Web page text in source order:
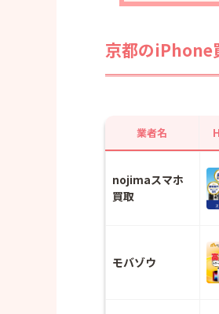
・買取専門店
・買取専門店
・買取専門店
・買取専門店
買取大吉 山科
・買取大吉
トーカイモバイ
・トーカイ
京都のiPhone
業者名
nojimaスマホ
買取
モバゾウ